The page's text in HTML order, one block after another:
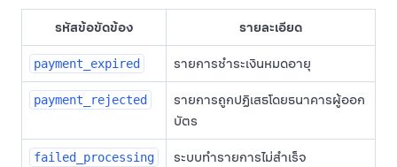
รหัสข้อขัดข้อง รายละเอียด
payment_expired รายการชำระเงินหมดอายุ
payment_rejected
รายการถูกปฏิเสธโดยธนาคารผู้ออก
บัตร
failed_processing ระบบทำรายการไม่สำเร็จ